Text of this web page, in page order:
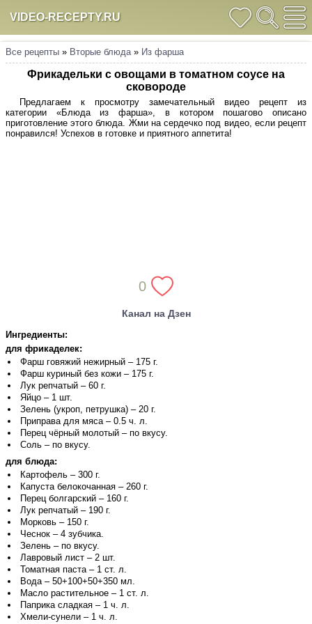
VIDEO-RECEPTY.RU
Все рецепты » Вторые блюда» Из фарша
Фрикадельки с овощами в томатном соусе на
сковороде
Предлагаем к просмотру замечательный видео рецепт из
категории «Блюда из фарша», в котором пошагово описано
приготовление этого блюда. Жми на сердечко под видео, если рецепт
понравился! Успехов в готовке и приятного аппетита!
0
Канал на Дзен
Ингредиенты:
для фрикаделек:
Фарш говяжий нежирный – 175 г.
Фарш куриный без кожи – 175 г.
Лук репчатый – 60 г.
Яйцо – 1 шт.
Зелень (укроп, петрушка) – 20 г.
Приправа для мяса – 0.5 ч. л.
Перец чёрный молотый – по вкусу.
Соль – по вкусу.
для блюда:
Картофель – 300 г.
Капуста белокочанная – 260 г.
Перец болгарский – 160 г.
Лук репчатый – 190 г.
Морковь – 150 г.
Чеснок – 4 зубчика.
Зелень – по вкусу.
Лавровый лист – 2 шт.
Томатная паста – 1 ст. л.
Вода – 50+100+50+350 мл.
Масло растительное – 1 ст. л.
Паприка сладкая – 1 ч. л.
Хмели-сунели – 1 ч. л.